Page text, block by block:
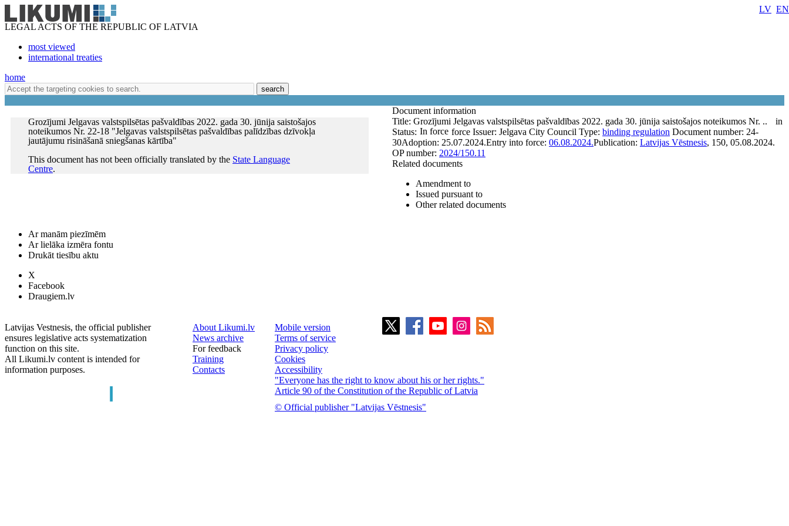
LEGAL ACTS OF THE REPUBLIC OF LATVIA
most viewed
international treaties
LV EN
home
search
Grozījumi Jelgavas valstspilsētas pašvaldības 2022. gada 30. jūnija saistošajos
noteikumos Nr. 22-18 "Jelgavas valstspilsētas pašvaldības palīdzības dzīvokļa
jautājumu risināšanā sniegšanas kārtība"
This document has not been officially translated by the State Language
Centre.
Document information
Title: Grozījumi Jelgavas valstspilsētas pašvaldības 2022. gada 30. jūnija saistošajos noteikumos Nr. ..
Status: In force
in
force Issuer: Jelgava City Council Type: binding regulation Document number: 24-
30Adoption: 25.07.2024.Entry into force: 06.08.2024.Publication: Latvijas Vēstnesis, 150, 05.08.2024.
OP number: 2024/150.11
Related documents
Amendment to
Issued pursuant to
Other related documents
Ar manām piezīmēm
Ar lielāka izmēra fontu
Drukāt tiesību aktu
X
Facebook
Draugiem.lv
Latvijas Vestnesis, the official publisher
ensures legislative acts systematization
function on this site.
All Likumi.lv content is intended for
information purposes.
About Likumi.lv
News archive
For feedback
Training
Contacts
Mobile version
Terms of service
Privacy policy
Cookies
Accessibility
"Everyone has the right to know about his or her rights."
Article 90 of the Constitution of the Republic of Latvia
© Official publisher "Latvijas Vēstnesis"